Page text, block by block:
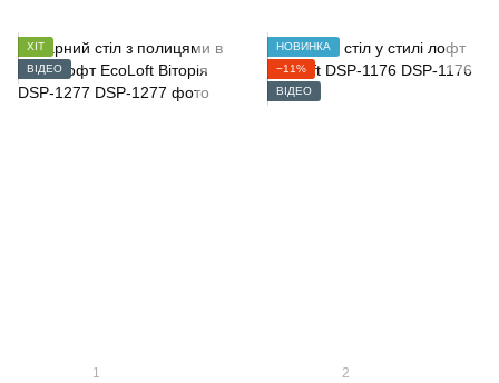
ХІТ
ВІДЕО
1
НОВИНКА
−11%
ВІДЕО
2